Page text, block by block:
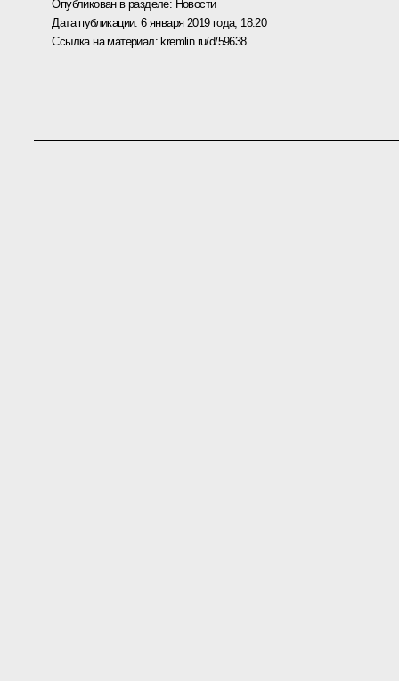
Опубликован в разделе: Новости
Дата публикации:6 января 2019 года, 18:20
Ссылка на материал: kremlin.ru/d/59638